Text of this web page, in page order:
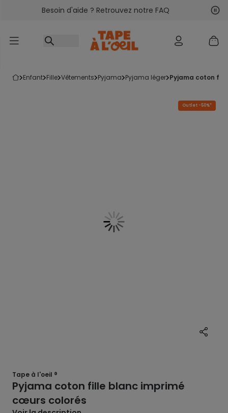
Accéder au contenu
Besoin d'aide ? Retrouvez notre FAQ
enfant fille vêtements pyjama pyjama léger pyjama coton
Outlet -50%*
Tape à l'oeil ®
Pyjama coton fille blanc imprimé
cœurs colorés